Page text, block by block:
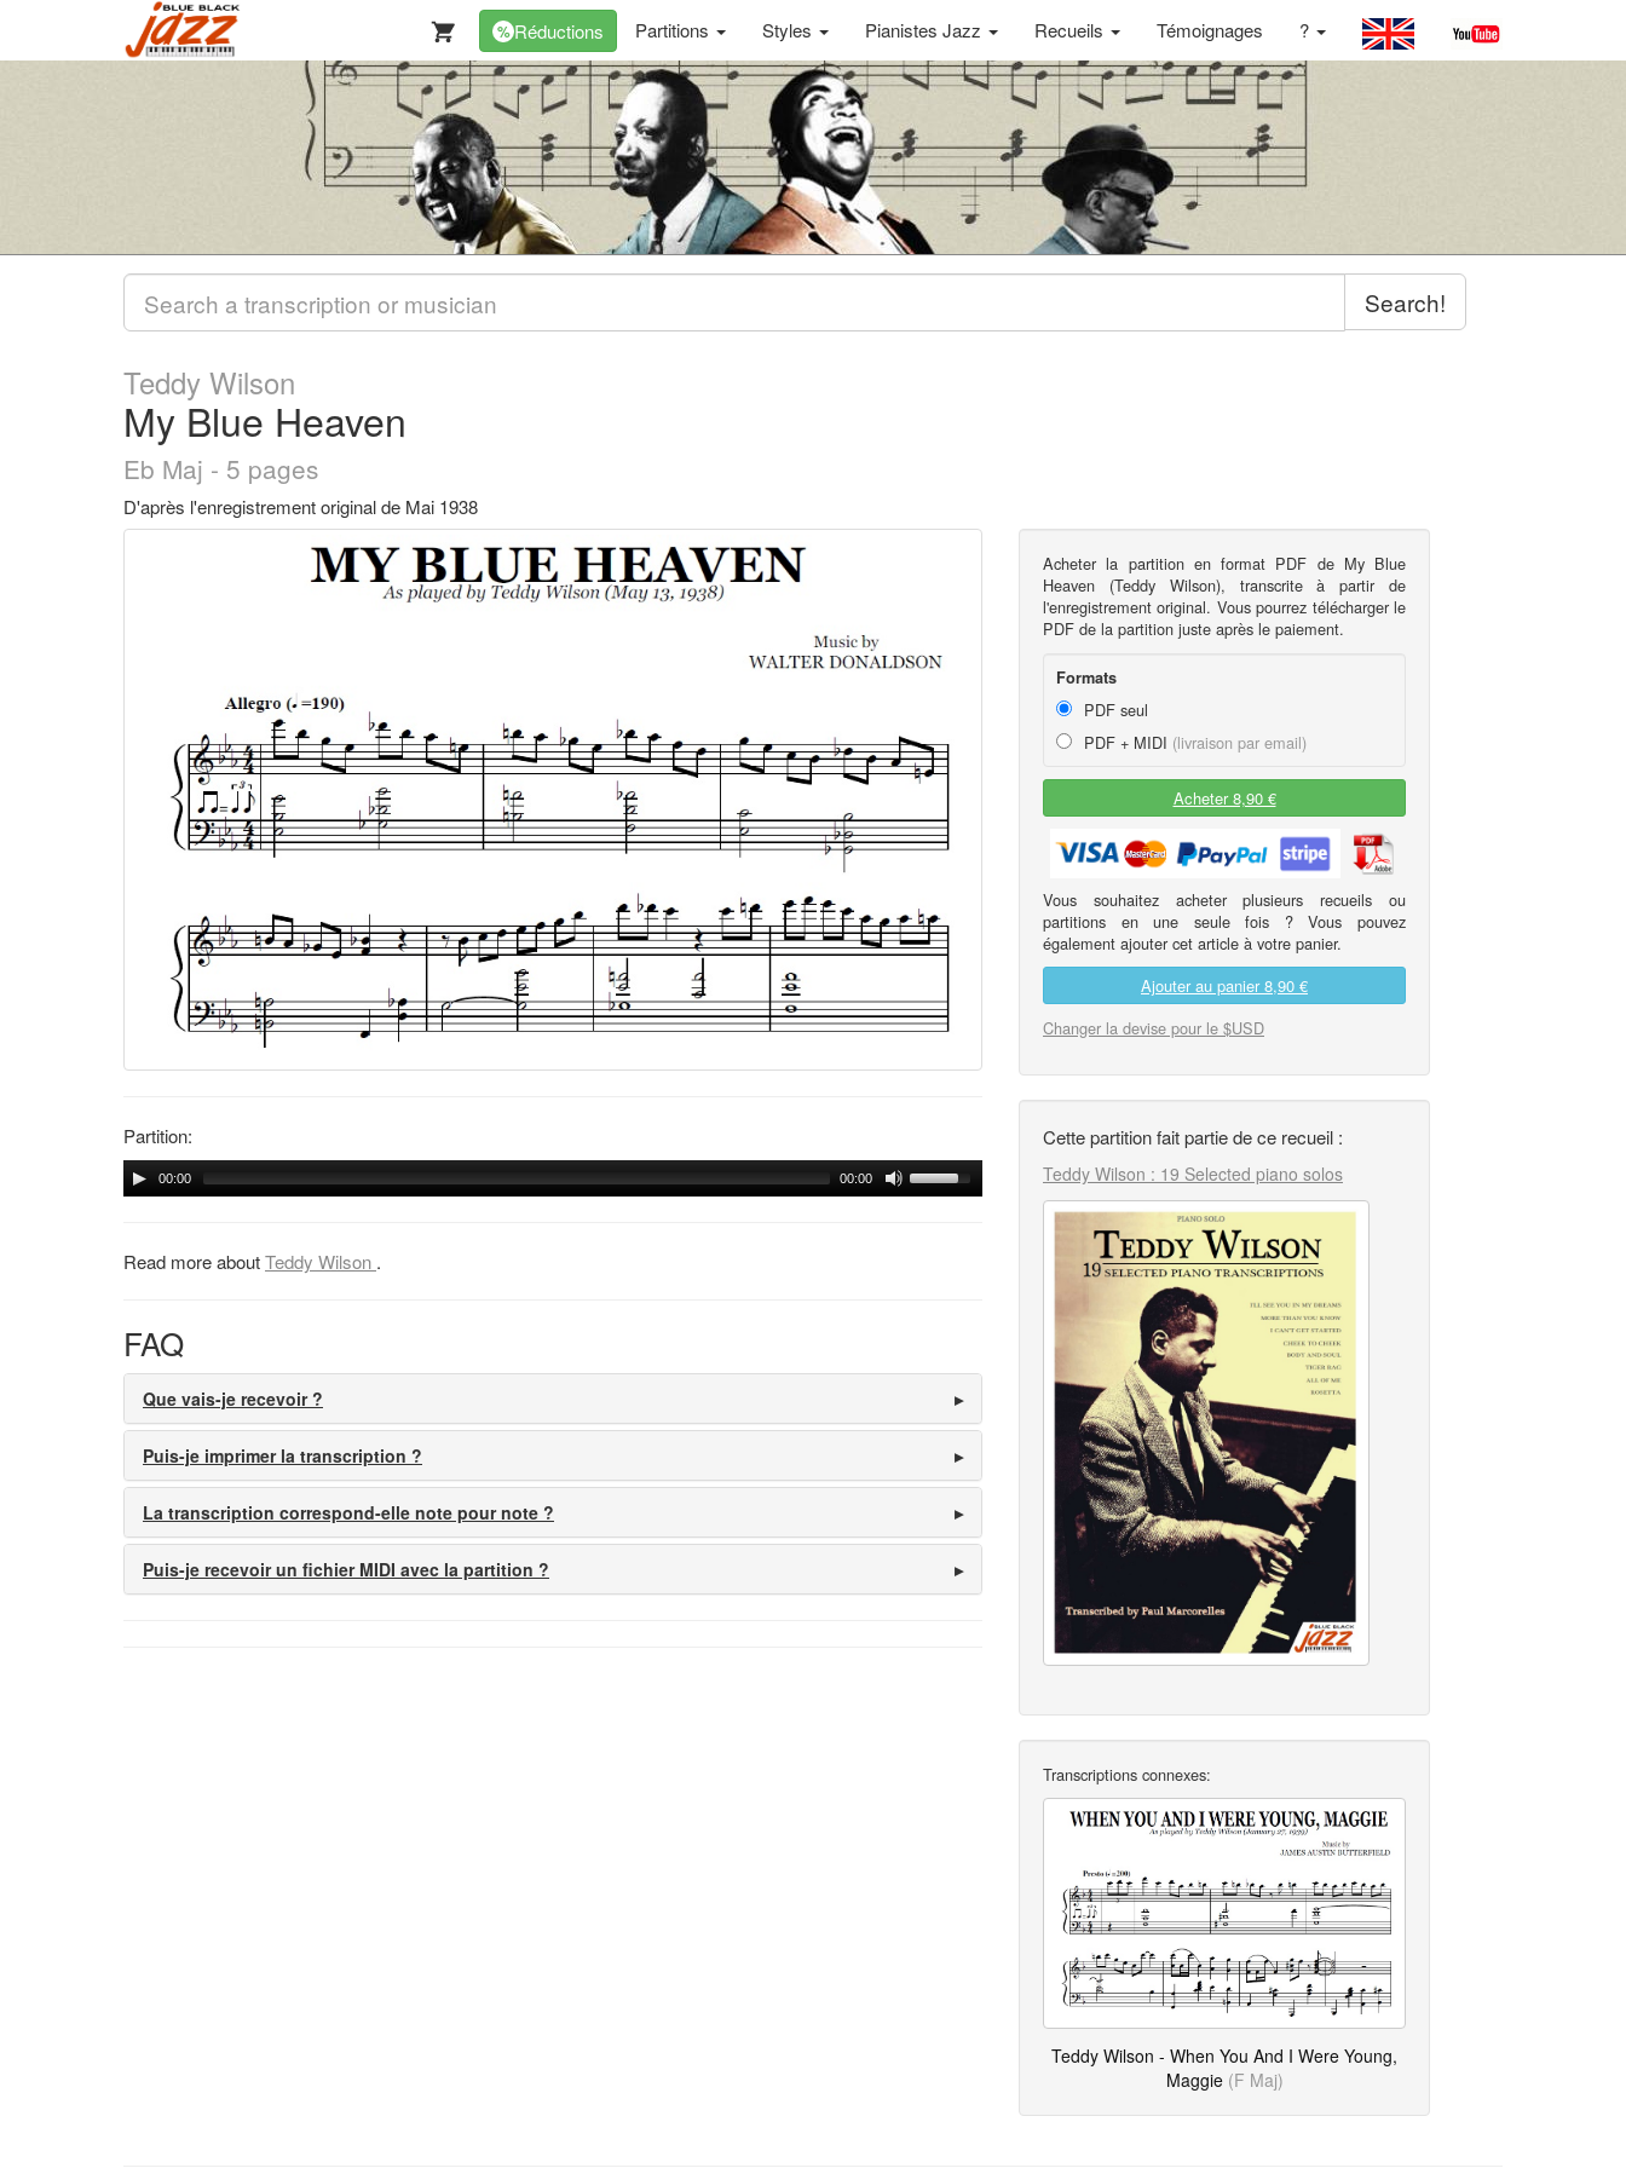
% Réductions Partitions Styles Pianistes Jazz Recueils Témoignages ?
Search!
Teddy Wilson
My Blue Heaven
Eb Maj - 5 pages
D'après l'enregistrement original de Mai 1938
Partition:
00:00 00:00
Read more aboutTeddy Wilson .
FAQ
Que vais-je recevoir ?
Puis-je imprimer la transcription ?
La transcription correspond-elle note pour note ?
Puis-je recevoir un fichier MIDI avec la partition ?
Acheter la partition en format PDF de My Blue
Heaven (Teddy Wilson), transcrite à partir de
l'enregistrement original. Vous pourrez télécharger le
PDF de la partition juste après le paiement.
Formats
PDF seul
PDF + MIDI (livraison par email)
Acheter 8,90 €
Vous souhaitez acheter plusieurs recueils ou
partitions en une seule fois ? Vous pouvez
également ajouter cet article à votre panier.
Ajouter au panier8,90 €
Changer la devise pour le $USD
Cette partition fait partie de ce recueil :
Teddy Wilson : 19 Selected piano solos
Transcriptions connexes:
Teddy Wilson - When You And I Were Young,
Maggie (F Maj)